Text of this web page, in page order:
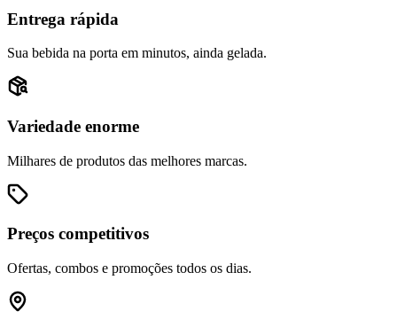
Entrega rápida
Sua bebida na porta em minutos, ainda gelada.
Variedade enorme
Milhares de produtos das melhores marcas.
Preços competitivos
Ofertas, combos e promoções todos os dias.